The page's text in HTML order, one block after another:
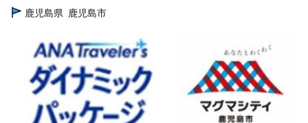
TOP
鹿児島県 鹿児島市